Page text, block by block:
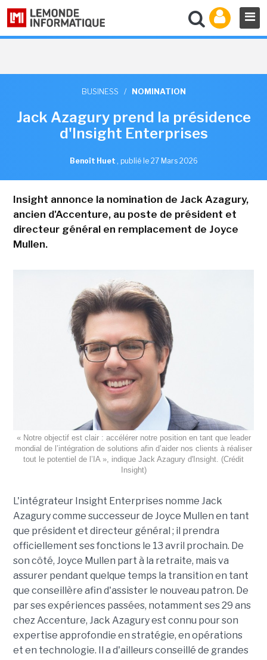
BUSINESS / NOMINATION
Jack Azagury prend la présidence
d'Insight Enterprises
Benoît Huet , publié le 27 Mars 2026
Insight annonce la nomination de Jack Azagury,
ancien d'Accenture, au poste de président et
directeur général en remplacement de Joyce
Mullen.
« Notre objectif est clair : accélérer notre position en tant que leader
mondial de l’intégration de solutions afin d’aider nos clients à réaliser
tout le potentiel de l’IA », indique Jack Azagury d'Insight. (Crédit
Insight)
L'intégrateur Insight Enterprises nomme Jack
Azagury comme successeur de Joyce Mullen en tant
que président et directeur général ; il prendra
officiellement ses fonctions le 13 avril prochain. De
son côté, Joyce Mullen part à la retraite, mais va
assurer pendant quelque temps la transition en tant
que conseillère afin d'assister le nouveau patron. De
par ses expériences passées, notamment ses 29 ans
chez Accenture, Jack Azagury est connu pour son
expertise approfondie en stratégie, en opérations
et en technologie. Il a d'ailleurs conseillé de grandes